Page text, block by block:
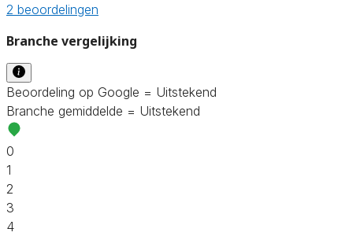
2 beoordelingen
Branche vergelijking
Beoordeling op Google = Uitstekend
Branche gemiddelde = Uitstekend
0
1
2
3
4